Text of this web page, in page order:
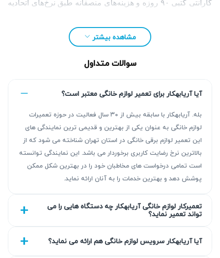
گارانتی کتبی ۹۰ روزه و هزینه‌های منصفانه طبق نرخ‌های اتحادیه
تماس بگیرند یا فرم درخواست آنلاین را تکمیل کنند.
اقدام به موقع برای تعمیر بخارشوی سولینگن اهمیت بالایی دارد و
هزینه‌های بیشتر شود. بسیاری از خرابی‌ها ابتدا کوچک هستند اما با
مشاهده بیشتر
سوالات متداول
آیا آریابهکار برای تعمیر لوازم خانگی معتبر است؟
بله. آریابهکار با سابقه بیش از ۳۰ سال فعالیت در حوزه تعمیرات
لوازم خانگی به عنوان یکی از بهترین و قدیمی ترین نمایندگی های
این تعمیر لوازم برقی خانگی در استان تهران شناخته می شود که از
بالاترین نرخ رضایت کاربری برخوردار می باشد. این نمایندگی توانسته
است تمامی درخواست های مخاطبان خود را در بهترین شکل ممکن
پوشش دهد و بهترین خدمات را به آنان ارائه نماید.
تعمیرکار لوازم خانگی آریابهکار چه دستگاه هایی را می
تواند تعمیر نماید؟
آیا آریابهکار سرویس لوازم خانگی هم ارائه می نماید؟